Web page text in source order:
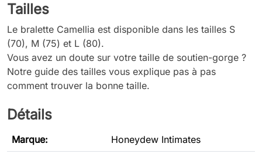
Tailles
Le bralette Camellia est disponible dans les tailles S
(70), M (75) et L (80).
Vous avez un doute sur votre taille de soutien-gorge ?
Notre guide des tailles vous explique pas à pas
comment trouver la bonne taille.
Détails
Marque: Honeydew Intimates